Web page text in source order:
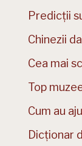
Predicții
Chinezii
Cea mai
Top
Cum au
Dicționar